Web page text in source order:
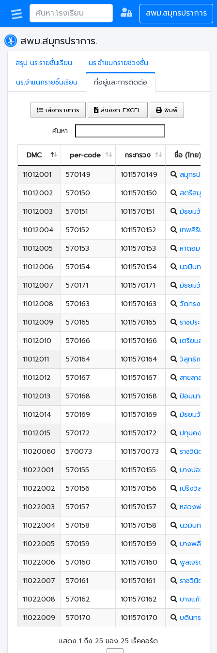
สพม.สมุทรปราการ
สพม.สมุทรปราการ.
สรุป นร.รายชั้นเรียน
นร.จำแนกรายช่วงชั้น
นร.จำแนกรายชั้นเรียน
ที่อยู่และการติดต่อ
เลือกรายการ ส่งออก EXCEL พิมพ์
ค้นหา :
DMC per-code กระทรวง
ชื่อ (ไทย)
11012001
570149 1011570149
สมุทรปราการ
11012002
570150 1011570150
สตรีสมุทรปร
11012003
570151 1011570151
มัธยมวัดด่า
11012004
570152 1011570152
เทพศิรินทร์
11012005
570153 1011570153
หาดอมราอั
11012006
570154 1011570154
นวมินทราชิ
11012007
570171 1011570171
มัธยมวัดศรีจั
11012008
570163 1011570163
วัดทรงธรรม
11012009
570165 1011570165
ราชประชาส
11012010
570166 1011570166
เตรียมอุดม
11012011
570164 1011570164
วิสุทธิกษัตรี
11012012
570167 1011570167
สาขลาสุทธี
11012013
570168 1011570168
ป้อมนาครา
11012014
570169 1011570169
มัธยมวัดให
11012015
570172 1011570172
ปทุมคงคา ส
11020060
570073 1011570073
ราชวินิตสุว
11022001
570155 1011570155
บางบ่อวิทย
11022002
570156 1011570156
เปร็งวิสุทธา
11022003
570157 1011570157
หลวงพ่อปา
11022004
570158 1011570158
นวมินทราชิ
11022005
570159 1011570159
บางพลีราษ
11022006
570160 1011570160
พูลเจริญวิท
11022007
570161 1011570161
ราชวินิตบาง
11022008
570162 1011570162
บางแก้วประ
11022009
570170 1011570170 บดินทรเดช
แสดง 1 ถึง 25 ของ 25 เร็คคอร์ด